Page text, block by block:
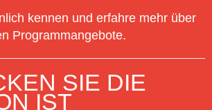
kennen und erfahre mehr über
Programmangebote.
SIE DIE
IST